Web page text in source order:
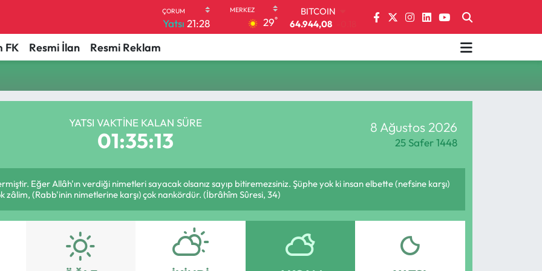
Yatsı 21:28 29°
BITCOIN
64.944,08
DOLAR
EURO
64,4811 0.38
FK Resmi İlan Resmi Reklam
YATSI VAKTINE KALAN SÜRE
01:35:13
8 Ağustos 2026
25 Safer 1448
Eğer Allâh'ın verdiği nimetleri sayacak olsanız sayıp bitiremezsiniz. Şüphe yok ki insan elbette (nefsine karşı)
zâlim, (Rabb'inin nimetlerine karşı) çok nankördür. (İbrâhîm Sûresi, 34)